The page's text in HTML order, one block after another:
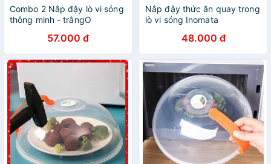
Combo 2 Nắp đậy lò vi sóng
thông minh - trắngO
57.000 đ
Nắp đậy thức ăn quay trong
lò vi sóng Inomata
48.000 đ